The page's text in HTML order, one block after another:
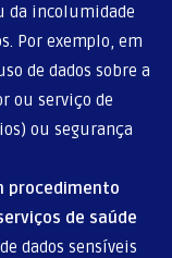
da incolumidade
Por exemplo, em
de dados sobre a
ou serviço de
ou segurança
procedimento
de saúde
dados sensíveis